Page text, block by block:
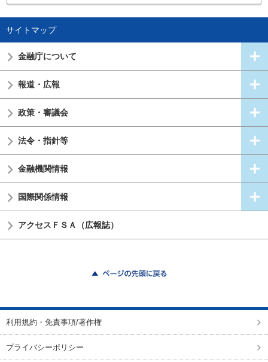
サイトマップ
金融庁について
報道・広報
政策・審議会
法令・指針等
金融機関情報
国際関係情報
アクセスＦＳＡ（広報誌）
利用規約・免責事項/著作権
プライバシーポリシー